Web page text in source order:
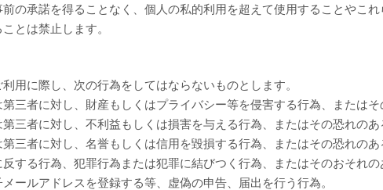
前の承諾を得ることなく、個人の私的利用を超えて使用することやこ
とは禁止します。
用に際し、次の行為をしてはならないものとします。
第三者に対し、財産もしくはプライバシー等を侵害する行為、またはそ
第三者に対し、不利益もしくは損害を与える行為、またはその恐れのあ
第三者に対し、名誉もしくは信用を毀損する行為、またはその恐れのあ
反する行為、犯罪行為または犯罪に結びつく行為、またはそのおそれの
メールアドレスを登録する等、虚偽の申告、届出を行う行為。